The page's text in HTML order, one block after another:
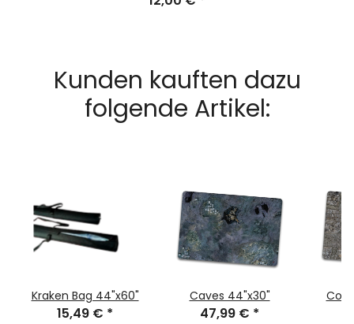
Kunden kauften dazu
folgende Artikel:
Kraken Bag 44"x60"
15,49 € *
Caves 44"x30"
47,99 € *